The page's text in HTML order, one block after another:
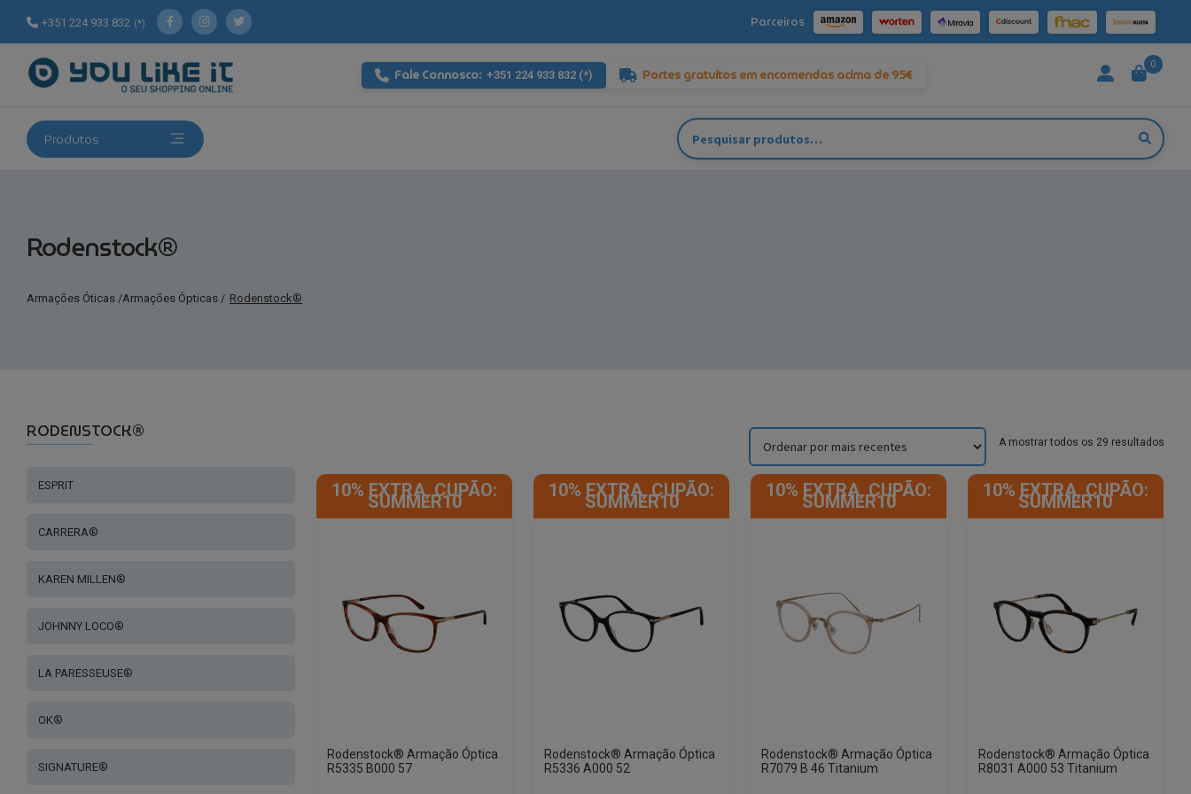
+351 224 933 832 (*) Parceiros
Fale Connosco: +351 224 933 832 (*) Portes gratuitos em encomendas acima de 95€
0
Produtos
Pesquisar
por:
Rodenstock®
Armações Óticas /Armações Ópticas / Rodenstock®
A mostrar todos os 29 resultados
10% EXTRA, CUPÃO:
SUMMER10
Rodenstock® Armação Óptica
R5335 B000 57
10% EXTRA, CUPÃO:
SUMMER10
Rodenstock® Armação Óptica
R5336 A000 52
10% EXTRA, CUPÃO:
SUMMER10
Rodenstock® Armação Óptica
R7079 B 46 Titanium
10% EXTRA, CUPÃO:
SUMMER10
Rodenstock® Armação Óptica
R8031 A000 53 Titanium
RODENSTOCK®
ESPRIT
CARRERA®
KAREN MILLEN®
JOHNNY LOCO®
LA PARESSEUSE®
OK®
SIGNATURE®